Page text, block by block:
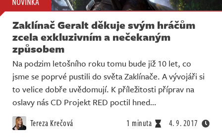
Zaklínač Geralt děkuje svým hráčům
zcela exkluzivním a nečekaným
způsobem
Na podzim letošního roku tomu bude již 10 let, co
jsme se poprvé pustili do světa Zaklínače. A vývojáři si
to velice dobře uvědomují. K příležitosti příprav na
oslavy nás CD Projekt RED poctil hned…
Tereza Krečová 1 minuta 4. 9. 2017